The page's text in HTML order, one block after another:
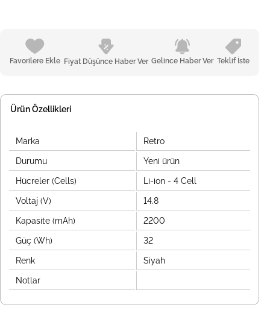
Favorilere Ekle Fiyat Düşünce Haber Ver Gelince Haber Ver Teklif İste
Ürün Özellikleri
Marka Retro
Durumu Yeni ürün
Hücreler (Cells) Li-ion - 4 Cell
Voltaj (V) 14.8
Kapasite (mAh) 2200
Güç (Wh) 32
Renk Siyah
Notlar